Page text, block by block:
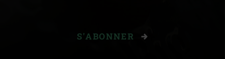
S'ABONNER